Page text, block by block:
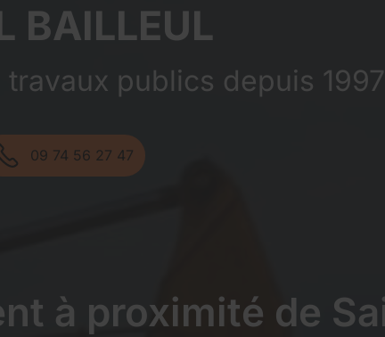
BAILLEUL
publics depuis 1997
09 74 56 27 47
à proximité de